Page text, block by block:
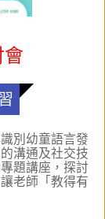
會
別幼童語言發
溝通及社交技
題講座，探討
老師「教得有